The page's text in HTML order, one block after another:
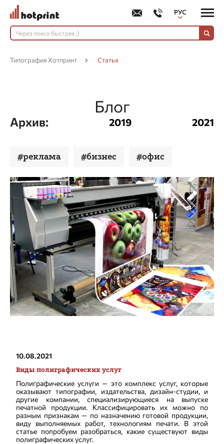
РУС
УКР
Типография Хотпринт Статья
Блог
Архив: 2019 2021
#реклама #бизнес #офис
10.08.2021
Виды полиграфических услуг
Полиграфические услуги — это комплекс услуг, которые
оказывают типографии, издательства, дизайн-студии, и
другие компании, специализирующиеся на выпуске
печатной продукции. Классифицировать их можно по
разным признакам — по назначению готовой продукции,
виду выполняемых работ, технологиям печати. В этой
статье попробуем разобраться, какие существуют виды
полиграфических услуг.